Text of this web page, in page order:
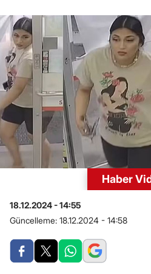
Haber
18.12.2024 - 14:55
Güncelleme: 18.12.2024 - 14:58